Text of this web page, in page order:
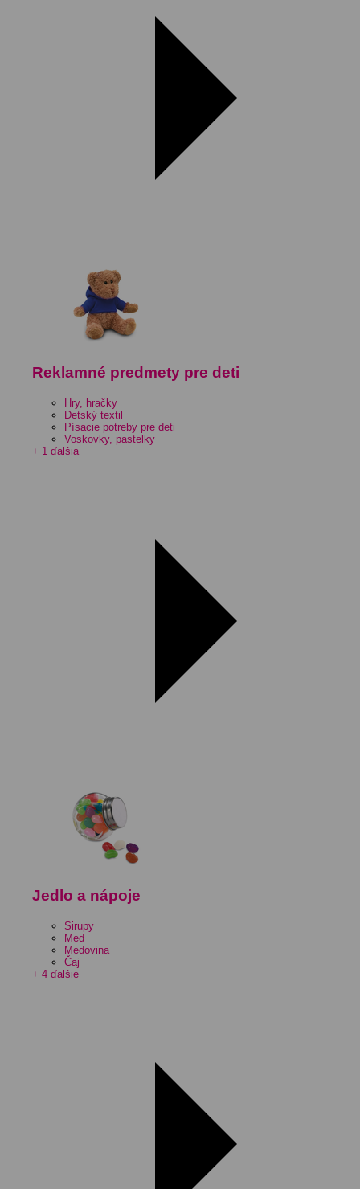
Reklamné predmety pre deti
Hry, hračky
Detský textil
Písacie potreby pre deti
Voskovky, pastelky
+ 1 ďalšia
Jedlo a nápoje
Sirupy
Med
Medovina
Čaj
+ 4 ďalšie